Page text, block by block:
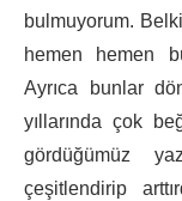
bulmuyorum.
hemen hemen
Ayrıca bunlar
yıllarında çok
gördüğümüz
çeşitlendirip